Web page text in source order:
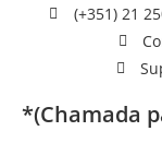
(+351) 21
*(Chamada